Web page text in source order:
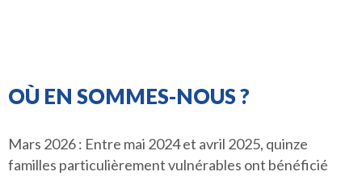
OÙ EN SOMMES-NOUS ?
Mars 2026 : Entre mai 2024 et avril 2025, quinze
familles particulièrement vulnérables ont bénéficié